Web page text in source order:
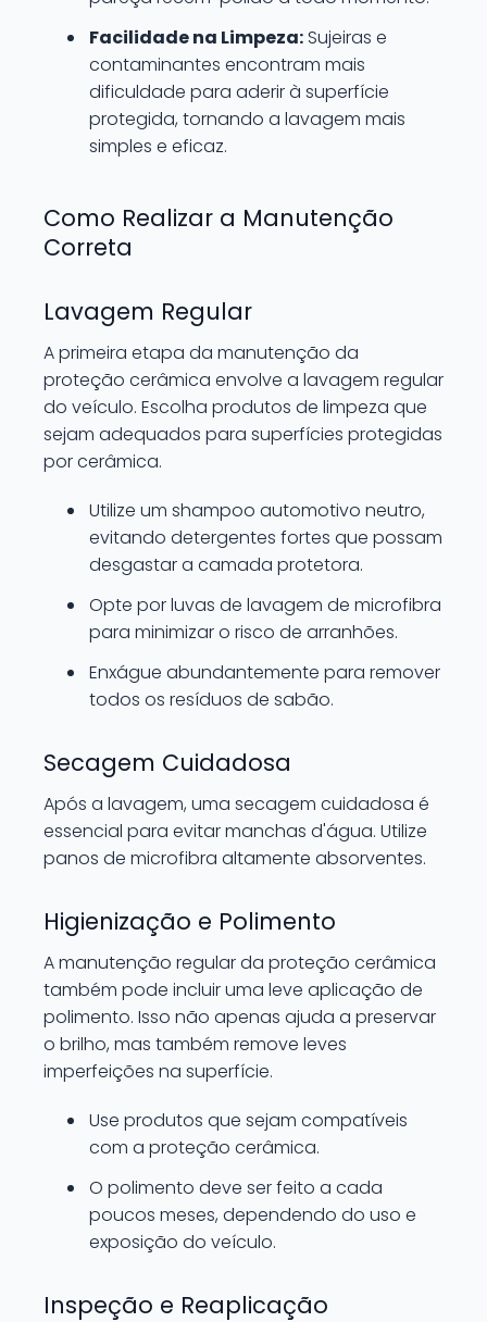
Facilidade na Limpeza: Sujeiras e
contaminantes encontram mais
dificuldade para aderir à superfície
protegida, tornando a lavagem mais
simples e eficaz.
Como Realizar a Manutenção
Correta
Lavagem Regular
A primeira etapa da manutenção da
proteção cerâmica envolve a lavagem regular
do veículo. Escolha produtos de limpeza que
sejam adequados para superfícies protegidas
por cerâmica.
Utilize um shampoo automotivo neutro,
evitando detergentes fortes que possam
desgastar a camada protetora.
Opte por luvas de lavagem de microfibra
para minimizar o risco de arranhões.
Enxágue abundantemente para remover
todos os resíduos de sabão.
Secagem Cuidadosa
Após a lavagem, uma secagem cuidadosa é
essencial para evitar manchas d'água. Utilize
panos de microfibra altamente absorventes.
Higienização e Polimento
A manutenção regular da proteção cerâmica
também pode incluir uma leve aplicação de
polimento. Isso não apenas ajuda a preservar
o brilho, mas também remove leves
imperfeições na superfície.
Use produtos que sejam compatíveis
com a proteção cerâmica.
O polimento deve ser feito a cada
poucos meses, dependendo do uso e
exposição do veículo.
Inspeção e Reaplicação